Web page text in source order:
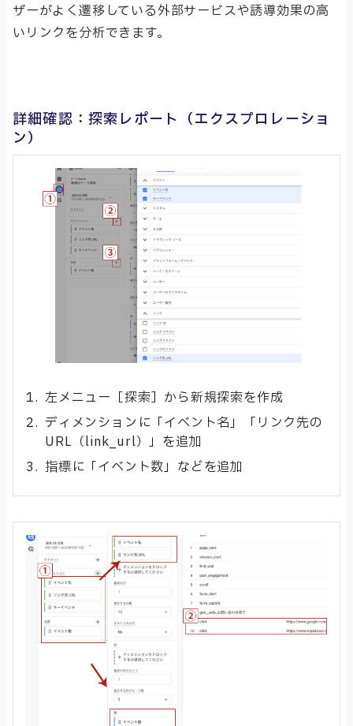
ザーがよく遷移している外部サービスや誘導効果の高
いリンクを分析できます。
詳細確認：探索レポート（エクスプロレーショ
ン）
左メニュー［探索］から新規探索を作成
ディメンションに「イベント名」「リンク先の
URL（link_url）」を追加
指標に「イベント数」などを追加